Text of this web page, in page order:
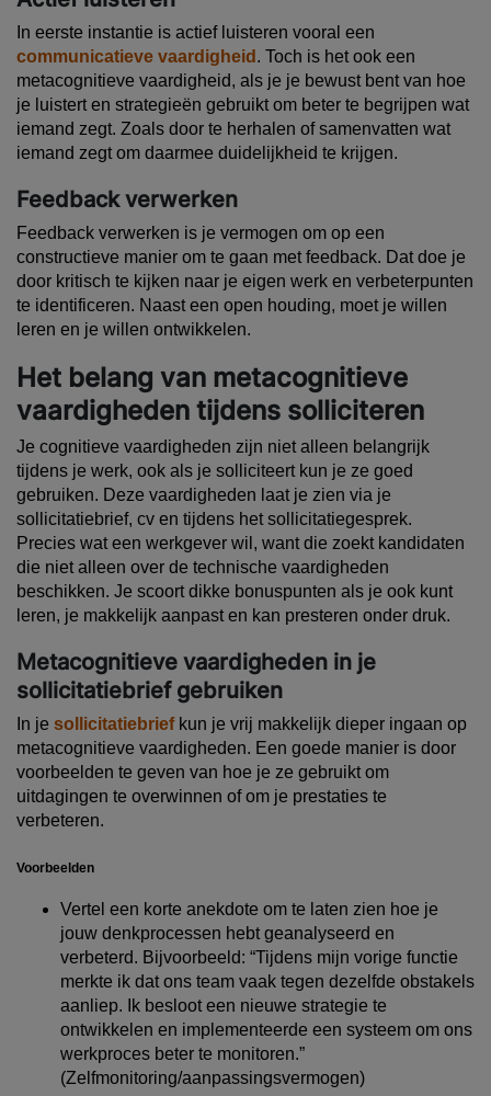
In eerste instantie is actief luisteren vooral een
communicatieve vaardigheid . Toch is het ook een
metacognitieve vaardigheid, als je je bewust bent van hoe
je luistert en strategieën gebruikt om beter te begrijpen wat
iemand zegt. Zoals door te herhalen of samenvatten wat
iemand zegt om daarmee duidelijkheid te krijgen.
Feedback verwerken
Feedback verwerken is je vermogen om op een
constructieve manier om te gaan met feedback. Dat doe je
door kritisch te kijken naar je eigen werk en verbeterpunten
te identificeren. Naast een open houding, moet je willen
leren en je willen ontwikkelen.
Het belang van metacognitieve
vaardigheden tijdens solliciteren
Je cognitieve vaardigheden zijn niet alleen belangrijk
tijdens je werk, ook als je solliciteert kun je ze goed
gebruiken. Deze vaardigheden laat je zien via je
sollicitatiebrief, cv en tijdens het sollicitatiegesprek.
Precies wat een werkgever wil, want die zoekt kandidaten
die niet alleen over de technische vaardigheden
beschikken. Je scoort dikke bonuspunten als je ook kunt
leren, je makkelijk aanpast en kan presteren onder druk.
Metacognitieve vaardigheden in je
sollicitatiebrief gebruiken
In je sollicitatiebriefkun je vrij makkelijk dieper ingaan op
metacognitieve vaardigheden. Een goede manier is door
voorbeelden te geven van hoe je ze gebruikt om
uitdagingen te overwinnen of om je prestaties te
verbeteren.
Voorbeelden
Vertel een korte anekdote om te laten zien hoe je
jouw denkprocessen hebt geanalyseerd en
verbeterd. Bijvoorbeeld: “Tijdens mijn vorige functie
merkte ik dat ons team vaak tegen dezelfde obstakels
aanliep. Ik besloot een nieuwe strategie te
ontwikkelen en implementeerde een systeem om ons
werkproces beter te monitoren.”
(Zelfmonitoring/aanpassingsvermogen)